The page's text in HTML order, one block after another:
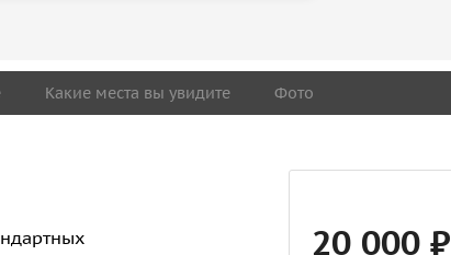
Какие места вы увидите Фото
20 000 ₽